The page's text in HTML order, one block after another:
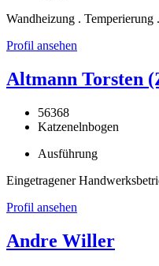
Wandheizung .
Profil ansehen
Altmann Torsten
56368
Katzenelnbogen
Ausführung
Eingetragener
Profil ansehen
Andre Willer